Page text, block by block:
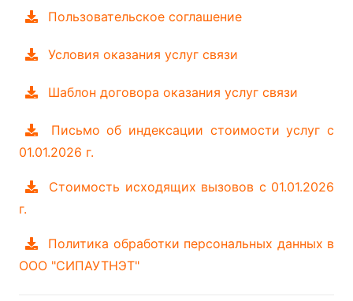
Пользовательское соглашение
Условия оказания услуг связи
Шаблон договора оказания услуг связи
Письмо об индексации стоимости услуг с
01.01.2026 г.
Стоимость исходящих вызовов с 01.01.2026
г.
Политика обработки персональных данных в
ООО "СИПАУТНЭТ"